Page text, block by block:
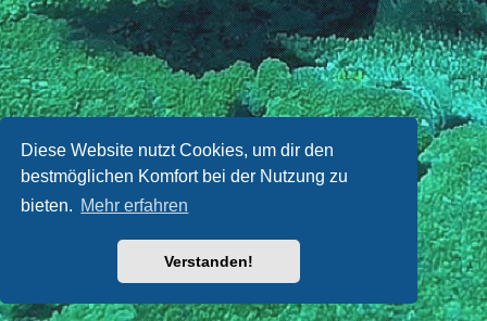
Diese Website nutzt Cookies, um dir den
bestmöglichen Komfort bei der Nutzung zu
bieten. Mehr erfahren
Verstanden!